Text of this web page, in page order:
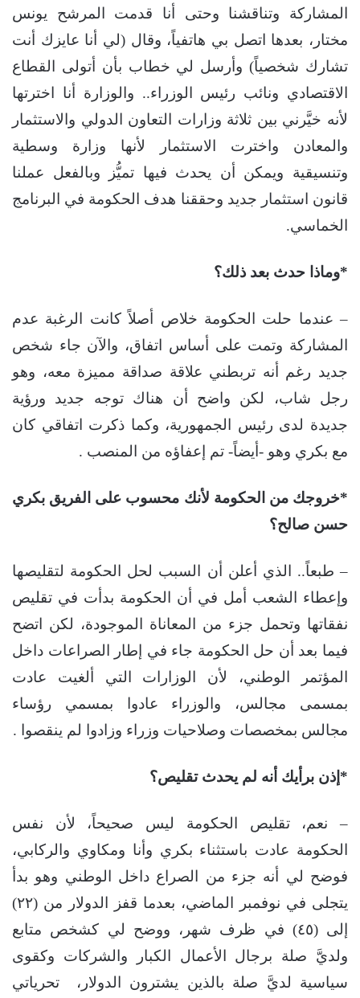
المشاركة وتناقشنا وحتى أنا قدمت المرشح يونس
مختار، بعدها اتصل بي هاتفياً، وقال (لي أنا عايزك أنت
تشارك شخصياً) وأرسل لي خطاب بأن أتولى القطاع
الاقتصادي ونائب رئيس الوزراء.. والوزارة أنا اخترتها
لأنه خيَّرني بين ثلاثة وزارات التعاون الدولي والاستثمار
والمعادن واخترت الاستثمار لأنها وزارة وسطية
وتنسيقية ويمكن أن يحدث فيها تميُّز وبالفعل عملنا
قانون استثمار جديد وحققنا هدف الحكومة في البرنامج
الخماسي.
*وماذا حدث بعد ذلك؟
– عندما حلت الحكومة خلاص أصلاً كانت الرغبة عدم
المشاركة وتمت على أساس اتفاق، والآن جاء شخص
جديد رغم أنه تربطني علاقة صداقة مميزة معه، وهو
رجل شاب، لكن واضح أن هناك توجه جديد ورؤية
جديدة لدى رئيس الجمهورية، وكما ذكرت اتفاقي كان
مع بكري وهو -أيضاً- تم إعفاؤه من المنصب .
*خروجك من الحكومة لأنك محسوب على الفريق بكري
حسن صالح؟
– طبعاً.. الذي أعلن أن السبب لحل الحكومة لتقليصها
وإعطاء الشعب أمل في أن الحكومة بدأت في تقليص
نفقاتها وتحمل جزء من المعاناة الموجودة، لكن اتضح
فيما بعد أن حل الحكومة جاء في إطار الصراعات داخل
المؤتمر الوطني، لأن الوزارات التي ألغيت عادت
بمسمى مجالس، والوزراء عادوا بمسمي رؤساء
مجالس بمخصصات وصلاحيات وزراء وزادوا لم ينقصوا .
*إذن برأيك أنه لم يحدث تقليص؟
– نعم، تقليص الحكومة ليس صحيحاً، لأن نفس
الحكومة عادت باستثناء بكري وأنا ومكاوي والركابي،
فوضح لي أنه جزء من الصراع داخل الوطني وهو بدأ
يتجلى في نوفمبر الماضي، بعدما قفز الدولار من (٢٢)
إلى (٤٥) في ظرف شهر، ووضح لي كشخص متابع
ولديَّ صلة برجال الأعمال الكبار والشركات وكقوى
سياسية لديَّ صلة بالذين يشترون الدولار، تحرياتي